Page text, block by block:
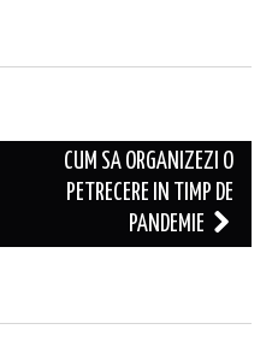
CUM SA ORGANIZEZI O
PETRECERE IN TIMP DE
PANDEMIE